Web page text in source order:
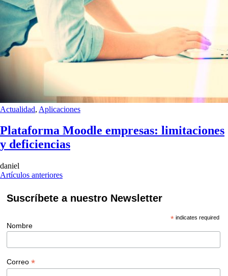
Actualidad, Aplicaciones
Plataforma Moodle empresas: limitaciones
y deficiencias
daniel
Artículos anteriores
Suscríbete a nuestro Newsletter
*indicates required
Nombre
Correo*